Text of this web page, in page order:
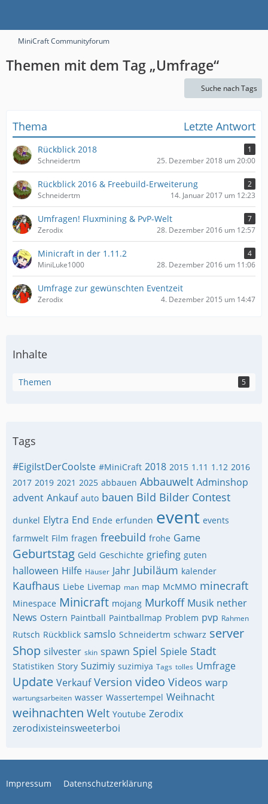
MiniCraft Communityforum
Themen mit dem Tag „Umfrage“
Suche nach Tags
Thema Letzte Antwort
Rückblick 2018
1
Schneidertm
25. Dezember 2018 um 20:00
Rückblick 2016 & Freebuild-Erweiterung
2
Schneidertm
14. Januar 2017 um 12:23
Umfragen! Fluxmining & PvP-Welt
7
Zerodix
28. Dezember 2016 um 12:57
Minicraft in der 1.11.2
4
MiniLuke1000
28. Dezember 2016 um 11:06
Umfrage zur gewünschten Eventzeit
Zerodix 4. Dezember 2015 um 14:47
Inhalte
Themen 5
Tags
#EigiIstDerCoolste #MiniCraft 2018 2015 1.11 1.12 2016
2017 2019 2021 2025 abbauen Abbauwelt Adminshop
advent Ankauf auto bauen Bild Bilder Contest
dunkel Elytra End Ende erfunden event events
farmwelt Film fragen freebuild frohe Game
Geburtstag Geld Geschichte griefing guten
halloween Hilfe Häuser Jahr Jubiläum kalender
Kaufhaus Liebe Livemap man map McMMO minecraft
Minespace Minicraft mojang Murkoff Musik nether
News Ostern Paintball Paintballmap Problem pvp Rahmen
Rutsch Rückblick samslo Schneidertm schwarz server
Shop silvester skin spawn Spiel Spiele Stadt
Statistiken Story Suzimiy suzimiya Tags tolles Umfrage
Update Verkauf Version video Videos warp
wartungsarbeiten wasser Wassertempel Weihnacht
weihnachten Welt Youtube Zerodix
zerodixisteinsweeterboi
Impressum Datenschutzerklärung